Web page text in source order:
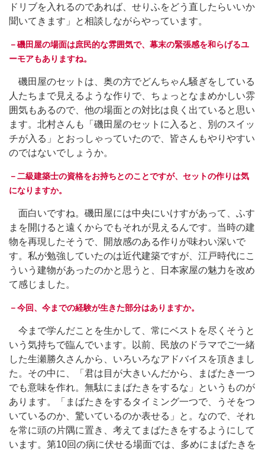
ドリブを入れるのであれば、せりふをどう直したらいいか
聞いてきます」と相談しながらやっています。
－磯田屋の場面は庶民的な雰囲気で、幕末の緊張感を和らげるユ
ーモアもありますね。
磯田屋のセットは、奥の方でどんちゃん騒ぎをしている
人たちまで見えるような作りで、ちょっとなまめかしい雰
囲気もあるので、他の場面との対比は良く出ていると思い
ます。北村さんも「磯田屋のセットに入ると、別のスイッ
チが入る」とおっしゃっていたので、皆さんもやりやすい
のではないでしょうか。
－二級建築士の資格をお持ちとのことですが、セットの作りは気
になりますか。
面白いですね。磯田屋には中央にいけすがあって、ふす
まを開けると遠くからでもそれが見えるんです。当時の建
物を再現したそうで、開放感のある作りが味わい深いで
す。私が勉強していたのは近代建築ですが、江戸時代にこ
ういう建物があったのかと思うと、日本家屋の魅力を改め
て感じました。
－今回、今までの経験が生きた部分はありますか。
今まで学んだことを生かして、常にベストを尽くそうと
いう気持ちで臨んでいます。以前、民放のドラマでご一緒
した生瀬勝久さんから、いろいろなアドバイスを頂きまし
た。その中に、「君は目が大きいんだから、まばたき一つ
でも意味を作れ。無駄にまばたきをするな」というものが
あります。「まばたきをするタイミング一つで、うそをつ
いているのか、驚いているのか表せる」と。なので、それ
を常に頭の片隅に置き、考えてまばたきをするようにして
います。第10回の病に伏せる場面では、多めにまばたきを